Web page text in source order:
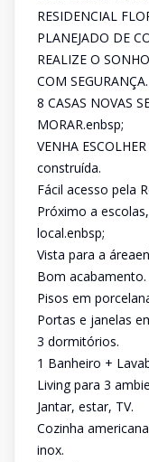
RESIDENCIAL
PLANEJADO DE
REALIZE O
COM SEGURANÇA.
8 CASAS NOVAS
MORAR.enbsp;
VENHA
construída.
Fácil acesso pela
Próximo a
local.enbsp;
Vista para a
Bom acabamento.
Pisos em
Portas e janelas
3 dormitórios.
1 Banheiro +
Living para 3
Jantar, estar, TV.
Cozinha
inox.